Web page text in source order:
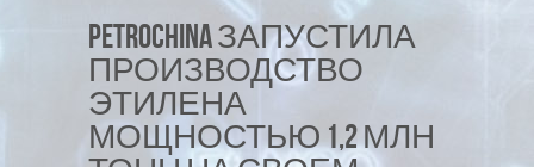
PETROCHINA ЗАПУСТИЛА
ПРОИЗВОДСТВО
ЭТИЛЕНА
МОЩНОСТЬЮ 1,2 МЛН